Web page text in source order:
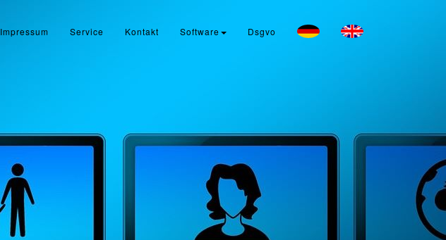
Impressum Service Kontakt Software Dsgvo